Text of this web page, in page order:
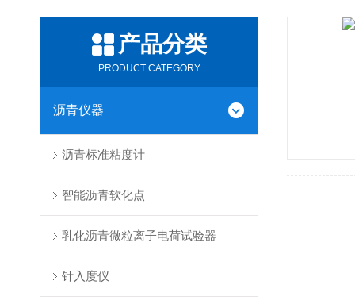
产品分类
PRODUCT CATEGORY
沥青仪器
沥青标准粘度计
智能沥青软化点
乳化沥青微粒离子电荷试验器
针入度仪